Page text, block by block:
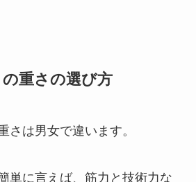
重さの選び方
さは男女で違います。
単に言えば、筋力と技術力な